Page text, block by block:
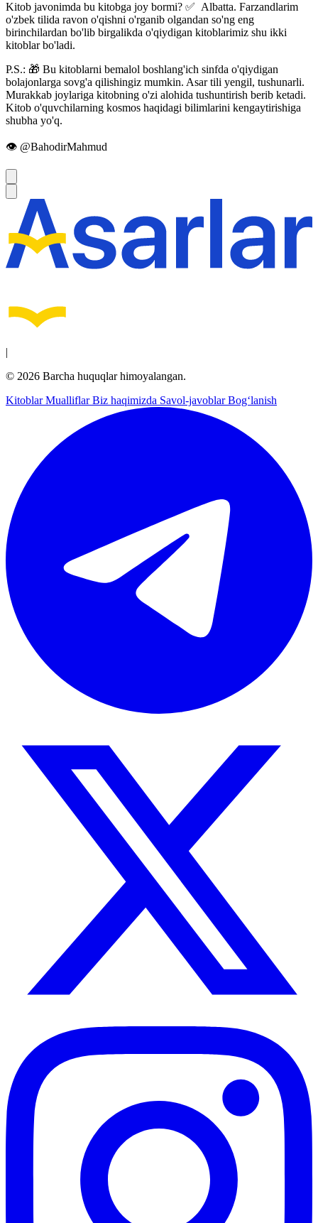
Kitob javonimda bu kitobga joy bormi? ✅ Albatta. Farzandlarim
o'zbek tilida ravon o'qishni o'rganib olgandan so'ng eng
birinchilardan bo'lib birgalikda o'qiydigan kitoblarimiz shu ikki
kitoblar bo'ladi.
P.S.: 🎁 Bu kitoblarni bemalol boshlang'ich sinfda o'qiydigan
bolajonlarga sovg'a qilishingiz mumkin. Asar tili yengil, tushunarli.
Murakkab joylariga kitobning o'zi alohida tushuntirish berib ketadi.
Kitob o'quvchilarning kosmos haqidagi bilimlarini kengaytirishiga
shubha yo'q.
👁 @BahodirMahmud
|
© 2026 Barcha huquqlar himoyalangan.
KitoblarMualliflarBiz haqimizda Savol-javoblarBog‘lanish